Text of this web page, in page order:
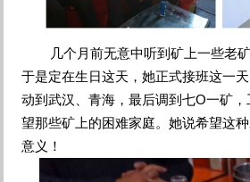
几个月前无意中听到矿上一些老矿
于是定在生日这天，她正式接班这一
动到武汉、青海，最后调到七O一矿
望那些矿上的困难家庭。她说希望这
意义！